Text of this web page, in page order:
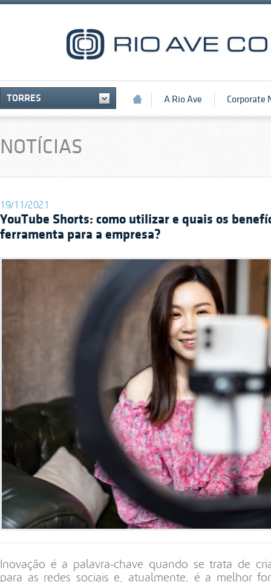
TORRES A Rio Ave Corporate
NOTÍCIAS
19/11/2021
YouTube Shorts: como utilizar e quais os
ferramenta para a empresa?
Inovação é a palavra-chave quando se trata de
para as redes sociais e, atualmente, é a melhor